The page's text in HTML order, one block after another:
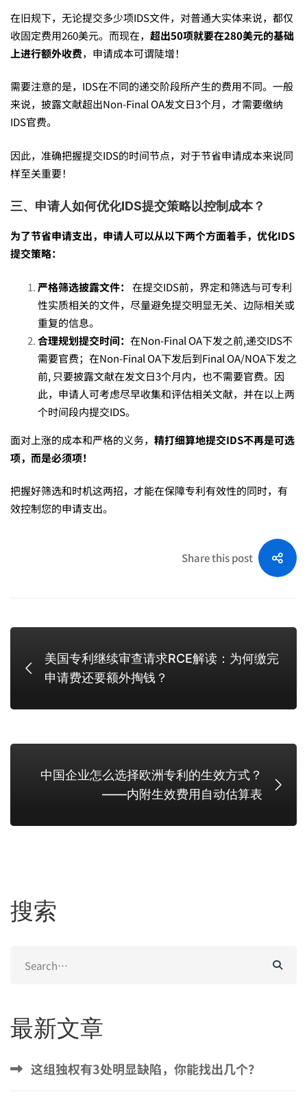
的
费
用
结
构
有
何
变
化？
在旧规下，无论提交多少项IDS文件，对普通大实体来说，都仅
收固定费用260美元。而现在， 超出50项就要在280美元的基础
上进行额外收费，申请成本可谓陡增！
需要注意的是，IDS在不同的递交阶段所产生的费用不同。一般
来说，披露文献超出Non-Final OA发文日3个月，才需要缴纳
IDS官费。
因此，准确把握提交IDS的时间节点，对于节省申请成本来说同
样至关重要！
三、申请人如何优化IDS提交策略以控制成本？
为了节省申请支出，申请人可以从以下两个方面着手，优化IDS
提交策略：
严格筛选披露文件： 在提交IDS前，界定和筛选与可专利
性实质相关的文件，尽量避免提交明显无关、边际相关或
重复的信息。
合理规划提交时间： 在Non-Final OA下发之前,递交IDS不
需要官费；在Non-Final OA下发后到Final OA/NOA下发之
前, 只要披露文献在发文日3个月内，也不需要官费。因
此，申请人可考虑尽早收集和评估相关文献，并在以上两
个时间段内提交IDS。
面对上涨的成本和严格的义务， 精打细算地提交IDS不再是可选
项，而是必须项！
把握好筛选和时机这两招，才能在保障专利有效性的同时，有
效控制您的申请支出。
Share this post
美国专利继续审查请求RCE解读：为何缴完
申请费还要额外掏钱？
中国企业怎么选择欧洲专利的生效方式？
——内附生效费用自动估算表
搜索
for:
最新文章
这组独权有3处明显缺陷，你能找出几个？